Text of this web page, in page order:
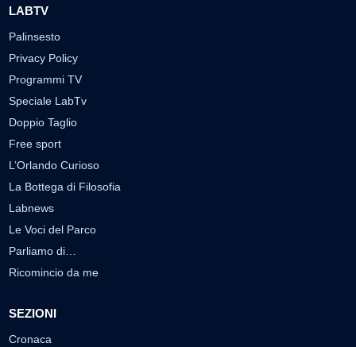
LABTV
Palinsesto
Privacy Policy
Programmi TV
Speciale LabTv
Doppio Taglio
Free sport
L’Orlando Curioso
La Bottega di Filosofia
Labnews
Le Voci del Parco
Parliamo di…
Ricomincio da me
SEZIONI
Cronaca